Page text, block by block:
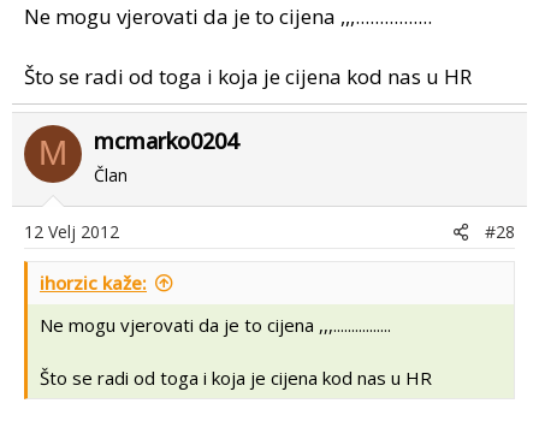
Ne mogu vjerovati da je to cijena ,,,................
Što se radi od toga i koja je cijena kod nas u HR
M mcmarko0204
Član
12 Velj 2012 #28
ihorzic kaže:
Ne mogu vjerovati da je to cijena ,,,................
Što se radi od toga i koja je cijena kod nas u HR